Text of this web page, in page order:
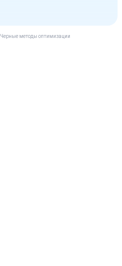
Черные методы оптимизации